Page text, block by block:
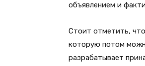
объявлением и
Стоит отметить,
которую потом
разрабатывает